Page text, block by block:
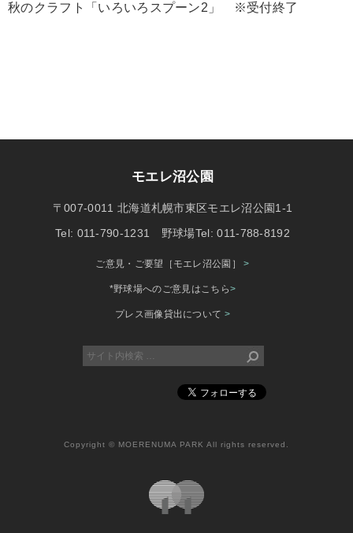
秋のクラフト「いろいろスプーン2」 ※受付終了
モエレ沼公園
〒007-0011 北海道札幌市東区モエレ沼公園1-1
Tel: 011-790-1231 野球場Tel: 011-788-8192
ご意見・ご要望［モエレ沼公園］>
*野球場へのご意見はこちら>
プレス画像貸出について >
Copyright © MOERENUMA PARK All rights reserved.